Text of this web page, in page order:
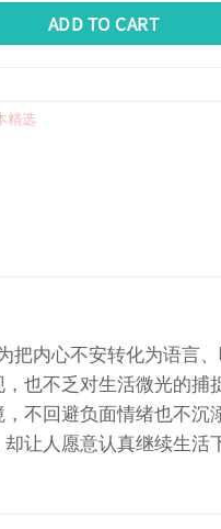
ADD TO CART
精选
内心不安转化为语言
也不乏对生活微光的
不回避负面情绪也不
让人愿意认真继续生活